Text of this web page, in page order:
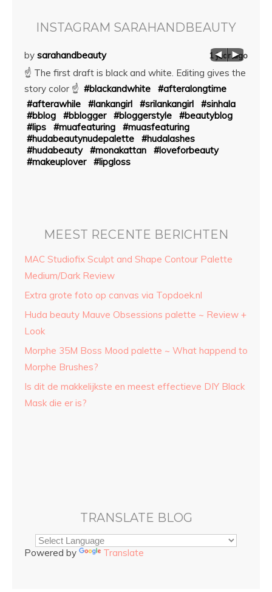
INSTAGRAM SARAHANDBEAUTY
by sarahandbeauty 1 jaar ago
☝ The first draft is black and white. Editing gives the
story color ☝ #blackandwhite
#afteralongtime
#afterawhile
#lankangirl #srilankangirl
#sinhala
#bblog
#bblogger #bloggerstyle
#beautyblog
#lips
#muafeaturing
#muasfeaturing
#hudabeautynudepalette
#hudalashes
#hudabeauty
#monakattan
#loveforbeauty
#makeuplover
#lipgloss
MEEST RECENTE BERICHTEN
MAC Studiofix Sculpt and Shape Contour Palette
Medium/Dark Review
Extra grote foto op canvas via Topdoek.nl
Huda beauty Mauve Obsessions palette ~ Review +
Look
Morphe 35M Boss Mood palette ~ What happend to
Morphe Brushes?
Is dit de makkelijkste en meest effectieve DIY Black
Mask die er is?
TRANSLATE BLOG
Powered by Translate